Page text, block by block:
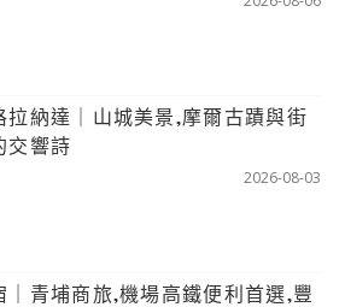
拉納達｜山城美景,摩爾古蹟與街
交響詩
2026-08-03
｜青埔商旅,機場高鐵便利首選,豐